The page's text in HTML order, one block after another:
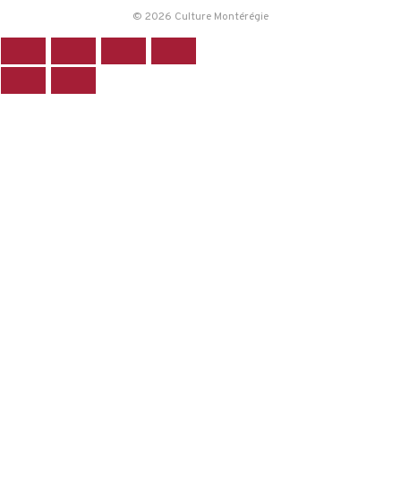
© 2026 Culture Montérégie